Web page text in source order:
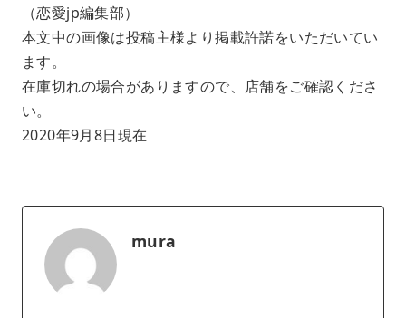
（恋愛jp編集部）
本文中の画像は投稿主様より掲載許諾をいただいてい
ます。
在庫切れの場合がありますので、店舗をご確認くださ
い。
2020年9月8日現在
mura